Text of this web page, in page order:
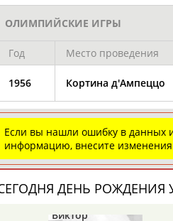
Камалудин
АБДУЛДАУДОВ
информацию о хорошо
Страна должна знать
АБДУРАШИДОВ
ОЛИМПИЙСКИЕ ИГРЫ
Год Место проведения
1956 Кортина д'Ампеццо
Если вы нашли ошибку в данных
информацию, внесите изменения
ДЕНЬ РОЖДЕНИЯ
Виктор